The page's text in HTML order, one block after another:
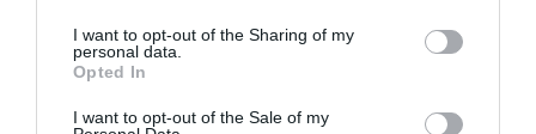
I want to opt-out of the Sharing of my
personal data.
Opted In
I want to opt-out of the Sale of my